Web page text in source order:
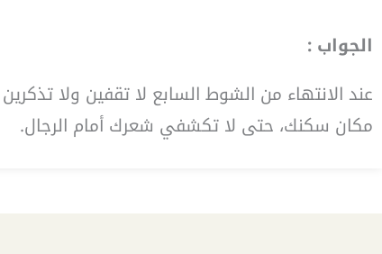
الجواب :
عند الانتهاء من الشوط السابع لا تقفين ولا
مكان سكنك، حتى لا تكشفي شعرك أمام الرجال.